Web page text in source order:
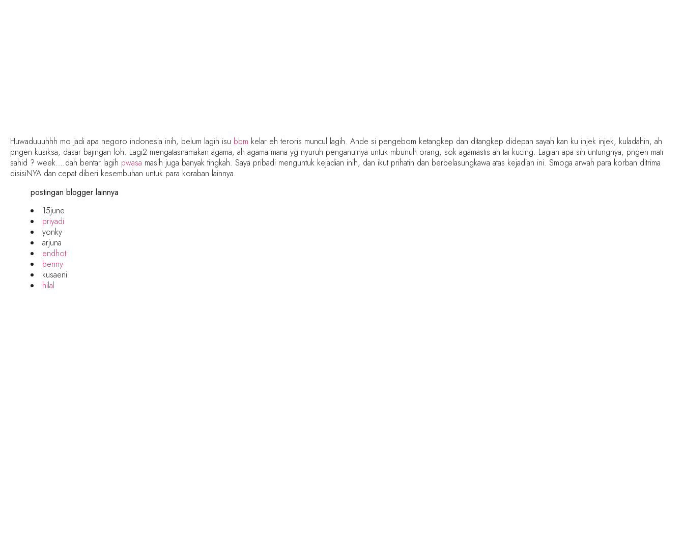
Huwaduuuhhh mo jadi apa negoro indonesia inih, belum lagih isu bbm kelar eh teroris muncul lagih. Ande si pengebom ketangkep dan ditangkep didepan sayah kan ku injek injek, kuladahin, ah
pngen kusiksa, dasar bajingan loh. Lagi2 mengatasnamakan agama, ah agama mana yg nyuruh penganutnya untuk mbunuh orang, sok agamastis ah tai kucing. Lagian apa sih untungnya, pngen mati
sahid ? week….dah bentar lagih pwasa masih juga banyak tingkah. Saya pribadi menguntuk kejadian inih, dan ikut prihatin dan berbelasungkawa atas kejadian ini. Smoga arwah para korban ditrima
disisiNYA dan cepat diberi kesembuhan untuk para koraban lainnya.
postingan blogger lainnya
15june
priyadi
yonky
arjuna
endhot
benny
kusaeni
hilal